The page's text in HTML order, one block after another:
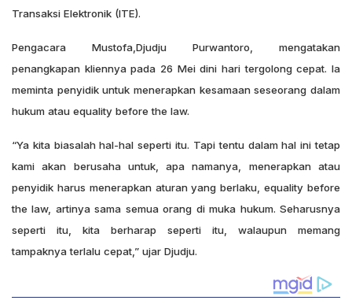
Transaksi Elektronik (ITE).
Pengacara Mustofa,Djudju Purwantoro, mengatakan
penangkapan kliennya pada 26 Mei dini hari tergolong cepat. Ia
meminta penyidik untuk menerapkan kesamaan seseorang dalam
hukum atau equality before the law.
“Ya kita biasalah hal-hal seperti itu. Tapi tentu dalam hal ini tetap
kami akan berusaha untuk, apa namanya, menerapkan atau
penyidik harus menerapkan aturan yang berlaku, equality before
the law, artinya sama semua orang di muka hukum. Seharusnya
seperti itu, kita berharap seperti itu, walaupun memang
tampaknya terlalu cepat,” ujar Djudju.